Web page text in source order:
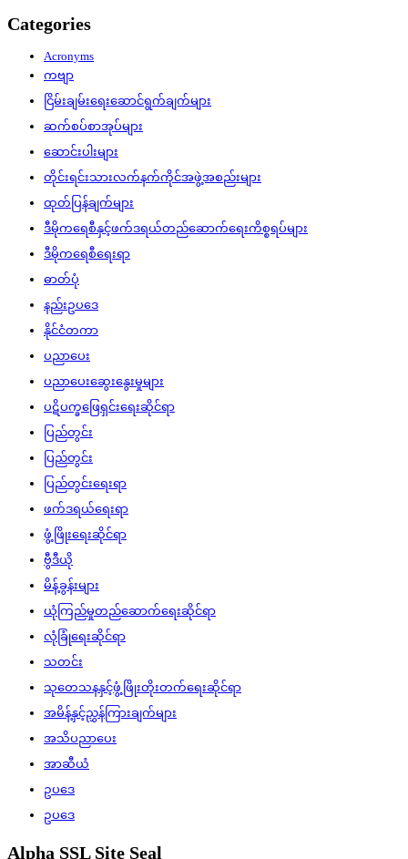
Categories
Acronyms
ကဗျာ
ငြိမ်းချမ်းရေးဆောင်ရွက်ချက်များ
ဆက်စပ်စာအုပ်များ
ဆောင်းပါးများ
တိုင်းရင်းသားလက်နက်ကိုင်အဖွဲ့အစည်းများ
ထုတ်ပြန်ချက်များ
ဒီမိုကရေစီနှင့်ဖက်ဒရယ်တည်ဆောက်‌ရေးကိစ္စရပ်များ
ဒီမိုကရေစီရေးရာ
ဓာတ်ပုံ
နည်းဥပဒေ
နိုင်ငံတကာ
ပညာပေး
ပညာပေးဆွေးနွေးမှုများ
ပဋိပက္ခဖြေရှင်းရေးဆိုင်ရာ
ပြည်တွင်း
ပြည်တွင်း
ပြည်တွင်းရေးရာ
ဖက်ဒရယ်ရေးရာ
ဖွံ့ဖြိုးရေးဆိုင်ရာ
ဗွီဒီယို
မိန့်ခွန်းများ
ယုံကြည်မှုတည်ဆောက်ရေးဆိုင်ရာ
လုံခြုံရေးဆိုင်ရာ
သတင်း
သုတေသနနှင့်ဖွံ့ဖြိုးတိုးတက်ရေးဆိုင်ရာ
အမိန့်နှင့်ညွှန်ကြားချက်များ
အသိပညာပေး
အာဆီယံ
ဥပဒေ
ဥပဒေ
Alpha SSL Site Seal